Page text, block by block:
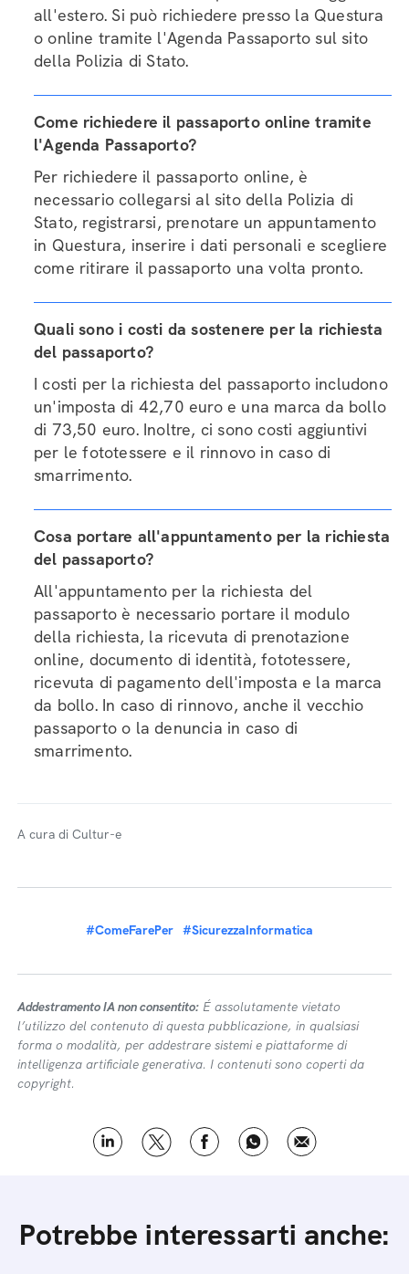
all'estero. Si può richiedere presso la Questura
o online tramite l'Agenda Passaporto sul sito
della Polizia di Stato.
Come richiedere il passaporto online tramite
l'Agenda Passaporto?
Per richiedere il passaporto online, è
necessario collegarsi al sito della Polizia di
Stato, registrarsi, prenotare un appuntamento
in Questura, inserire i dati personali e scegliere
come ritirare il passaporto una volta pronto.
Quali sono i costi da sostenere per la richiesta
del passaporto?
I costi per la richiesta del passaporto includono
un'imposta di 42,70 euro e una marca da bollo
di 73,50 euro. Inoltre, ci sono costi aggiuntivi
per le fototessere e il rinnovo in caso di
smarrimento.
Cosa portare all'appuntamento per la richiesta
del passaporto?
All'appuntamento per la richiesta del
passaporto è necessario portare il modulo
della richiesta, la ricevuta di prenotazione
online, documento di identità, fototessere,
ricevuta di pagamento dell'imposta e la marca
da bollo. In caso di rinnovo, anche il vecchio
passaporto o la denuncia in caso di
smarrimento.
A cura di Cultur-e
#ComeFarePer #SicurezzaInformatica
Addestramento IA non consentito: É assolutamente vietato
l’utilizzo del contenuto di questa pubblicazione, in qualsiasi
forma o modalità, per addestrare sistemi e piattaforme di
intelligenza artificiale generativa. I contenuti sono coperti da
copyright.
Potrebbe interessarti anche: